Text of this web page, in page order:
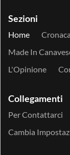
Sezioni
Home Cronaca
Made In
L'Opinione
Collegamenti
Per Contattarci
Cambia